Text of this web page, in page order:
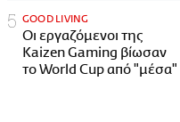
GOOD LIVING
Οι εργαζόμενοι της
Kaizen Gaming βίωσαν
το World Cup από "μέσα"